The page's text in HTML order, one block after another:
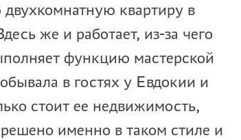
квартиру в
же и работает, из-за чего
функцию мастерской
в гостях у Евдокии и
стоит ее недвижимость,
именно в таком стиле и